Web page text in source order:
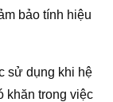
bảo tính hiệu
sử dụng khi hệ
khăn trong việc